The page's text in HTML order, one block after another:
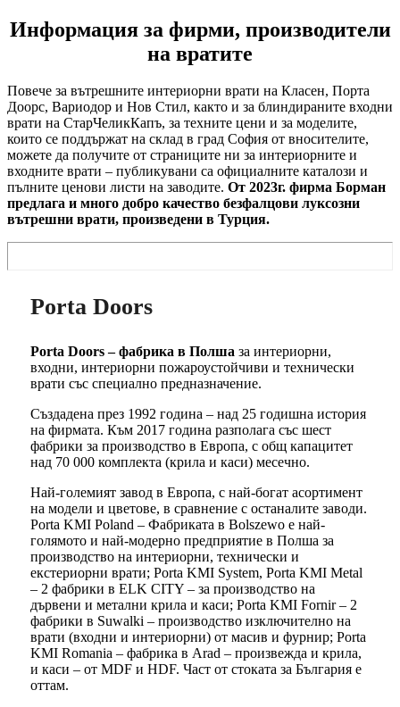
Информация за фирми, производители
на вратите
Повече за вътрешните интериорни врати на Класен, Порта
Доорс, Вариодор и Нов Стил, както и за блиндираните входни
врати на СтарЧеликКапъ, за техните цени и за моделите,
които се поддържат на склад в град София от вносителите,
можете да получите от страниците ни за интериорните и
входните врати – публикувани са официалните каталози и
пълните ценови листи на заводите. От 2023г. фирма Борман
предлага и много добро качество безфалцови луксозни
вътрешни врати, произведени в Турция.
Porta Doors
Porta Doors – фабрика в Полша за интериорни,
входни, интериорни пожароустойчиви и технически
врати със специално предназначение.
Създадена през 1992 година – над 25 годишна история
на фирмата. Към 2017 година разполага със шест
фабрики за производство в Европа, с общ капацитет
над 70 000 комплекта (крила и каси) месечно.
Най-големият завод в Европа, с най-богат асортимент
на модели и цветове, в сравнение с останалите заводи.
Porta KMI Poland – Фабриката в Bolszewo е най-
голямото и най-модерно предприятие в Полша за
производство на интериорни, технически и
екстериорни врати; Porta KMI System, Porta KMI Metal
– 2 фабрики в ELK CITY – за производство на
дървени и метални крила и каси; Porta KMI Fornir – 2
фабрики в Suwalki – производство изключително на
врати (входни и интериорни) от масив и фурнир; Porta
KMI Romania – фабрика в Arad – произвежда и крила,
и каси – от MDF и HDF. Част от стоката за България е
оттам.